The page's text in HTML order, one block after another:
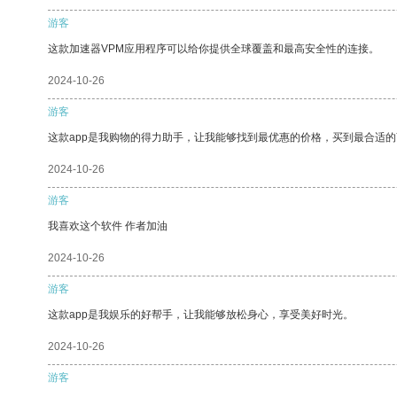
游客
这款加速器VPM应用程序可以给你提供全球覆盖和最高安全性的连接。
2024-10-26
游客
这款app是我购物的得力助手，让我能够找到最优惠的价格，买到最合适
2024-10-26
游客
我喜欢这个软件 作者加油
2024-10-26
游客
这款app是我娱乐的好帮手，让我能够放松身心，享受美好时光。
2024-10-26
游客